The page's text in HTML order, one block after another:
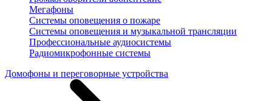
Мегафоны
Системы оповещения о пожаре
Системы оповещения и музыкальной трансляции
Профессиональные аудиосистемы
Радиомикрофонные системы
Домофоны и переговорные устройства